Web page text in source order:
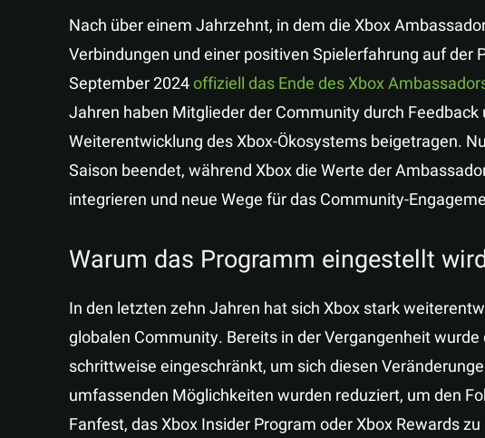
Nach über einem Jahrzehnt, in dem die Xbox
Verbindungen und einer positiven Spielerfahrung auf der
September 2024offiziell das Ende des Xbox
Jahren haben Mitglieder der Community durch
Weiterentwicklung des Xbox-Ökosystems beigetragen.
Saison beendet, während Xbox die Werte der
integrieren und neue Wege für das Community-
Warum das Programm eingestellt
In den letzten zehn Jahren hat sich Xbox stark
globalen Community. Bereits in der Vergangenheit
schrittweise eingeschränkt, um sich diesen
umfassenden Möglichkeiten wurden reduziert, um den
Fanfest, das Xbox Insider Program oder Xbox Rewards